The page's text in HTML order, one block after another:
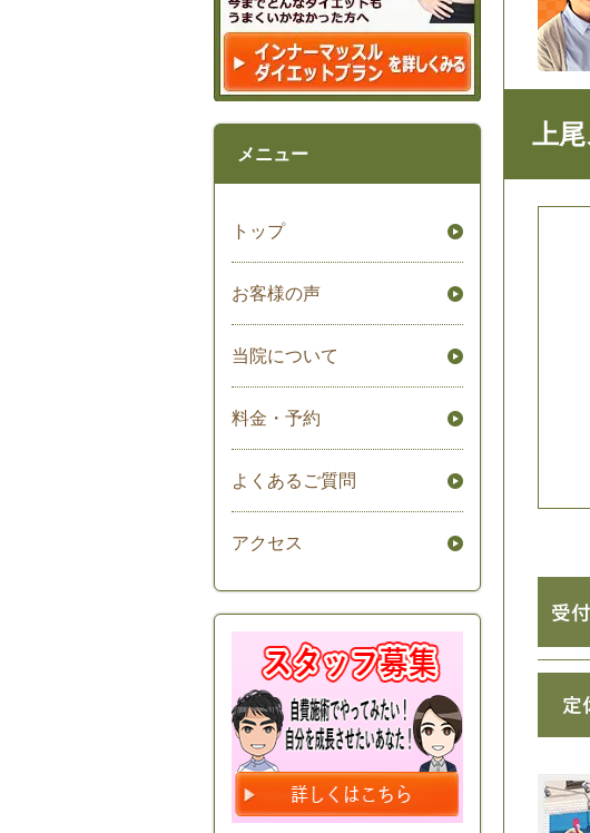
上
メニュー
トップ
お客様の声
当院について
料金・予約
よくあるご質問
アクセス